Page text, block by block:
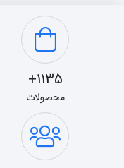
1135+
محصولات